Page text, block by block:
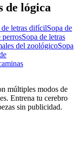
de lógica
de letras difícilSopa de
perrosSopa de letras
del zoológicoSopa
múltiples modos de
Entrena tu cerebro
sin publicidad.